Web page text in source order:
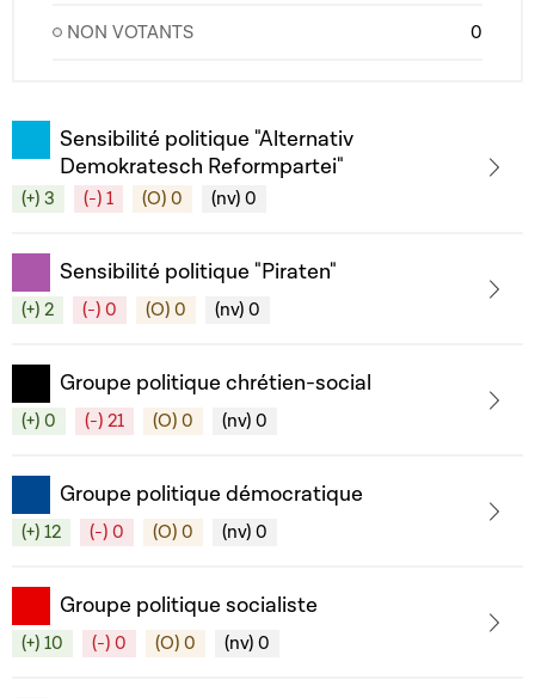
NON VOTANTS 0
Sensibilité politique "Alternativ
Demokratesch Reformpartei"
(+) 3 (-) 1 (O) 0 (nv) 0
Sensibilité politique "Piraten"
(+) 2 (-) 0 (O) 0 (nv) 0
Groupe politique chrétien-social
(+) 0 (-) 21 (O) 0 (nv) 0
Groupe politique démocratique
(+) 12 (-) 0 (O) 0 (nv) 0
Groupe politique socialiste
(+) 10 (-) 0 (O) 0 (nv) 0